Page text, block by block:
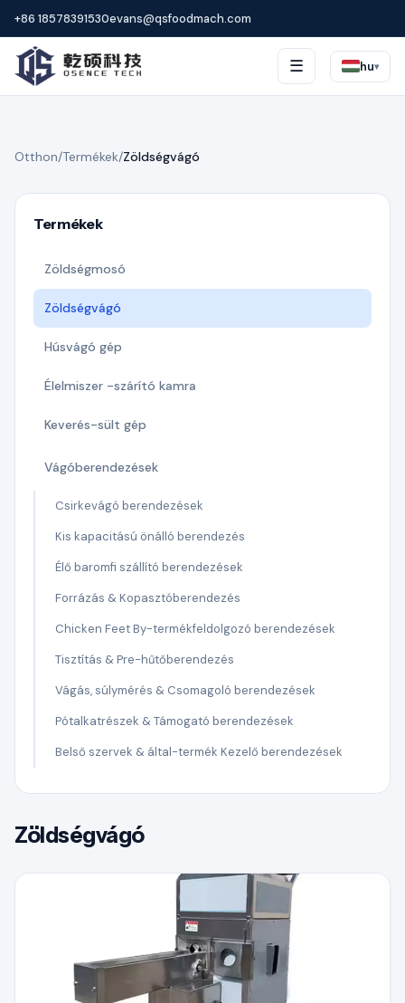
+86 18578391530evans@qsfoodmach.com
☰ hu▾
Otthon/Termékek/Zöldségvágó
Termékek
Zöldségmosó
Zöldségvágó
Húsvágó gép
Élelmiszer -szárító kamra
Keverés-sült gép
Vágóberendezések
Csirkevágó berendezések
Kis kapacitású önálló berendezés
Élő baromfi szállító berendezések
Forrázás & Kopasztóberendezés
Chicken Feet By-termékfeldolgozó berendezések
Tisztítás & Pre-hűtőberendezés
Vágás, súlymérés & Csomagoló berendezések
Pótalkatrészek & Támogató berendezések
Belső szervek & által-termék Kezelő berendezések
Zöldségvágó